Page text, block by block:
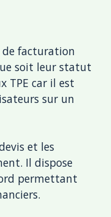
facturation
soit leur statut
TPE car il est
sur un
et les
Il dispose
permettant